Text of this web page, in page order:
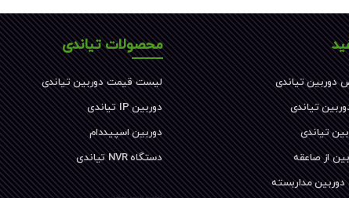
دوربین تیاندی
تیاندی
تیاندی
از صاعقه
دوربین مداربسته
محصولات تیاندی
لیست قیمت دوربین تیاندی
دوربین IP تیاندی
دوربین اسپیددام
دستگاه NVR تیاندی